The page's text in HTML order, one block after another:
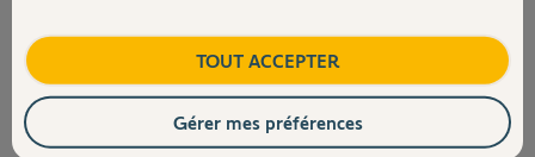
Réponses
Bonjour, Je viens d installer ma Tohoma switch pour mes volets roulants
et j ai le mettre problème.
TOUT ACCEPTER
Gérer mes préférences